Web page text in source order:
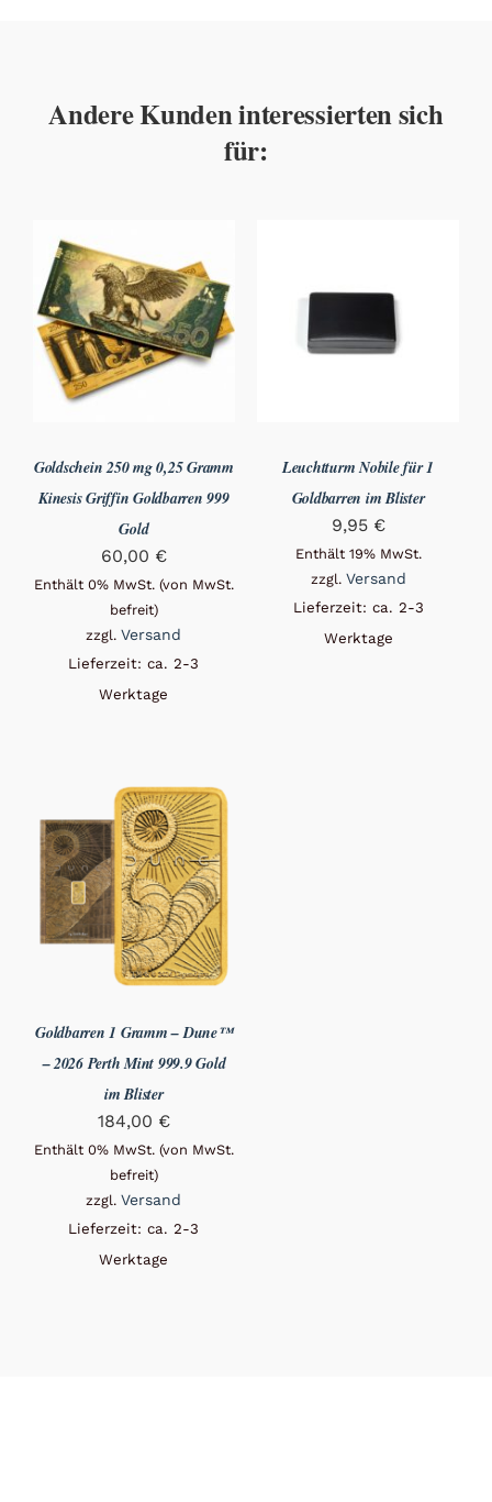
Andere Kunden interessierten sich
für:
Goldschein 250 mg 0,25 Gramm
Kinesis Griffin Goldbarren 999
Gold
60,00 €
Enthält 0% MwSt. (von MwSt.
befreit)
zzgl.Versand
Lieferzeit: ca. 2-3
Werktage
Leuchtturm Nobile für 1
Goldbarren im Blister
9,95 €
Enthält 19% MwSt.
zzgl. Versand
Lieferzeit: ca. 2-3
Werktage
Goldbarren 1 Gramm – Dune™
– 2026 Perth Mint 999.9 Gold
im Blister
184,00 €
Enthält 0% MwSt. (von MwSt.
befreit)
zzgl.Versand
Lieferzeit: ca. 2-3
Werktage